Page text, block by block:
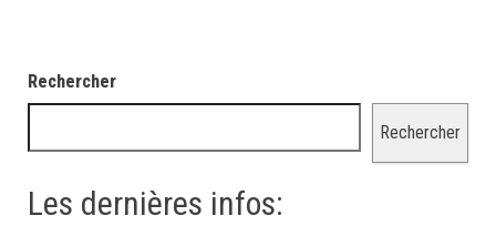
Rechercher
Rechercher
Les dernières infos: